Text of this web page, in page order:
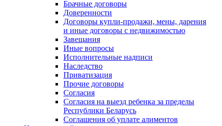
Брачные договоры
Доверенности
Договоры купли-продажи, мены, дарения
и иные договоры с недвижимостью
Завещания
Иные вопросы
Исполнительные надписи
Наследство
Приватизация
Прочие договоры
Согласия
Согласия на выезд ребенка за пределы
Республики Беларусь
Соглашения об уплате алиментов